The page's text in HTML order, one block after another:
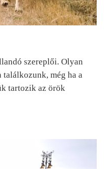
szereplői. Olyan
még ha a
tartozik az örök